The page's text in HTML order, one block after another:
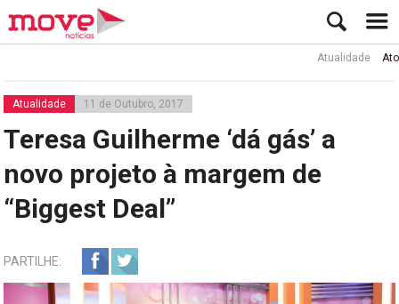
Atualidade Ator Rui
Atualidade 11 de Outubro, 2017
Teresa Guilherme ‘dá gás’ a
novo projeto à margem de
“Biggest Deal”
PARTILHE: